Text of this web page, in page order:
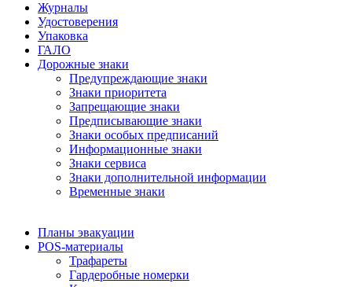
Журналы
Удостоверения
Упаковка
ГАЛО
Дорожные знаки
Предупреждающие знаки
Знаки приоритета
Запрещающие знаки
Предписывающие знаки
Знаки особых предписаний
Информационные знаки
Знаки сервиса
Знаки дополнительной информации
Временные знаки
Планы эвакуации
POS-материалы
Трафареты
Гардеробные номерки